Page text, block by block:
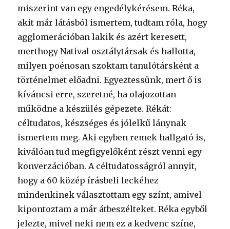
miszerint van egy engedélykérésem. Réka,
akit már látásból ismertem, tudtam róla, hogy
agglomerációban lakik és azért keresett,
merthogy Natival osztálytársak és hallotta,
milyen poénosan szoktam tanulótársként a
történelmet előadni. Egyeztessünk, mert ő is
kíváncsi erre, szeretné, ha olajozottan
működne a készülés gépezete. Rékát:
céltudatos, készséges és jólelkű lánynak
ismertem meg. Aki egyben remek hallgató is,
kiválóan tud megfigyelőként részt venni egy
konverzációban. A céltudatosságról annyit,
hogy a 60 közép írásbeli leckéhez
mindenkinek választottam egy színt, amivel
kipontoztam a már átbeszélteket. Réka egyből
jelezte, mivel neki nem ez a kedvenc színe,